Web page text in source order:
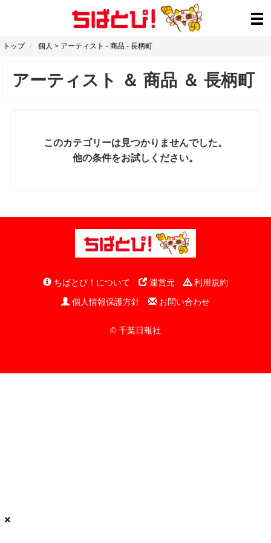
トップ 個人 > アーティスト - 商品 - 長柄町
アーティスト ＆ 商品 ＆ 長柄町
このカテゴリーは見つかりませんでした。
他の条件をお試しください。
ちばとぴ！について 運営元
利用規約
個人情報保護方針
お問い合わせ
© 千葉日報社
×